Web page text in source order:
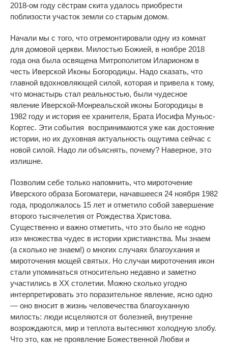
2018-ом году сёстрам скита удалось приобрести
поблизости участок земли со старым домом.
Начали мы с того, что отремонтировали одну из комнат
для домовой церкви. Милостью Божией, в ноябре 2018
года она была освящена Митрополитом Иларионом в
честь Иверской Иконы Богородицы. Надо сказать, что
главной вдохновляющей силой, которая и привела к тому,
что монастырь стал реальностью, были чудесное
явление Иверской-Монреальской иконы Богородицы в
1982 году и история ее хранителя, Брата Иосифа Муньос-
Кортес. Эти события воспринимаются уже как достояние
истории, но их духовная актуальность ощутима сейчас с
новой силой. Надо ли объяснять, почему? Наверное, это
излишне.
Позволим себе только напомнить, что мироточение
Иверского образа Богоматери, начавшееся 24 ноября 1982
года, продолжалось 15 лет и отметило собой завершение
второго тысячелетия от Рождества Христова.
Существенно и важно отметить, что это было не «одно
из» множества чудес в истории христианства. Мы знаем
(а сколько не знаем!) о многих случаях благоухания и
мироточения мощей святых. Но случаи мироточения икон
стали упоминаться относительно недавно и заметно
участились в ХХ столетии. Можно сколько угодно
интерпретировать это поразительное явление, ясно одно
— оно вносит в жизнь человечества благоуханную
милость: люди исцеляются от болезней, внутренне
возрождаются, мир и теплота вытесняют холодную злобу.
Что это, как не проявление Божественной Любви и